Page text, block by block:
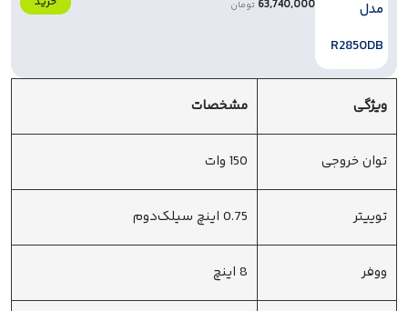
63,740,000 تومان
ویژگی مشخصات
توان خروجی 150 وات
توییتر 0.75 اینچ سیلک‌دوم
ووفر 8 اینچ